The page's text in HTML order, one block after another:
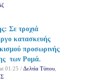
Σε τροχιά
κατασκευής
προσωρινής
των Ρομά.
01:25 / Δελτία Τύπου